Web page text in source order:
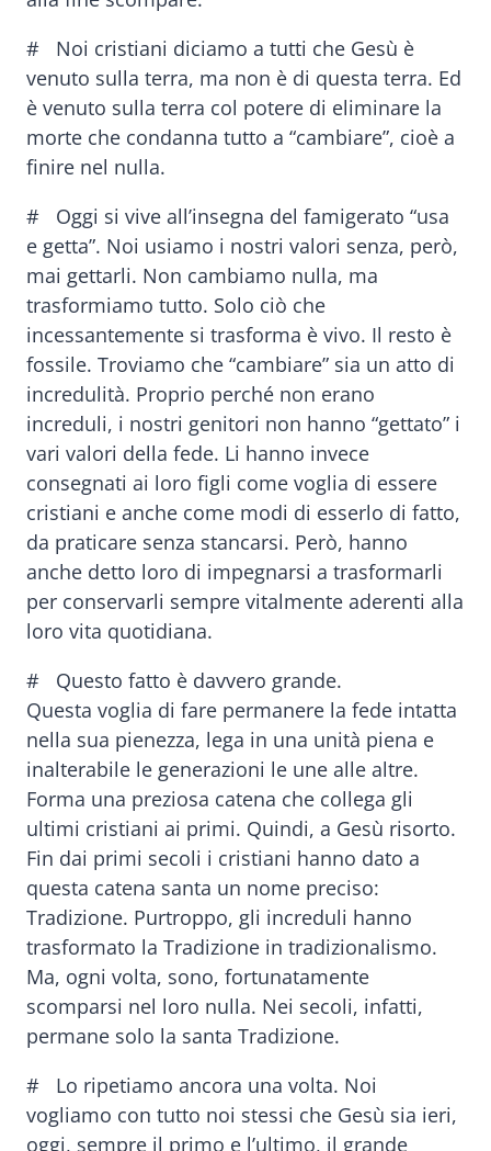
# Noi cristiani diciamo a tutti che Gesù è
venuto sulla terra, ma non è di questa terra. Ed
è venuto sulla terra col potere di eliminare la
morte che condanna tutto a “cambiare”, cioè a
finire nel nulla.
# Oggi si vive all’insegna del famigerato “usa
e getta”. Noi usiamo i nostri valori senza, però,
mai gettarli. Non cambiamo nulla, ma
trasformiamo tutto. Solo ciò che
incessantemente si trasforma è vivo. Il resto è
fossile. Troviamo che “cambiare” sia un atto di
incredulità. Proprio perché non erano
increduli, i nostri genitori non hanno “gettato” i
vari valori della fede. Li hanno invece
consegnati ai loro figli come voglia di essere
cristiani e anche come modi di esserlo di fatto,
da praticare senza stancarsi. Però, hanno
anche detto loro di impegnarsi a trasformarli
per conservarli sempre vitalmente aderenti alla
loro vita quotidiana.
# Questo fatto è davvero grande.
Questa voglia di fare permanere la fede intatta
nella sua pienezza, lega in una unità piena e
inalterabile le generazioni le une alle altre.
Forma una preziosa catena che collega gli
ultimi cristiani ai primi. Quindi, a Gesù risorto.
Fin dai primi secoli i cristiani hanno dato a
questa catena santa un nome preciso:
Tradizione. Purtroppo, gli increduli hanno
trasformato la Tradizione in tradizionalismo.
Ma, ogni volta, sono, fortunatamente
scomparsi nel loro nulla. Nei secoli, infatti,
permane solo la santa Tradizione.
# Lo ripetiamo ancora una volta. Noi
vogliamo con tutto noi stessi che Gesù sia ieri,
oggi, sempre il primo e l’ultimo, il grande